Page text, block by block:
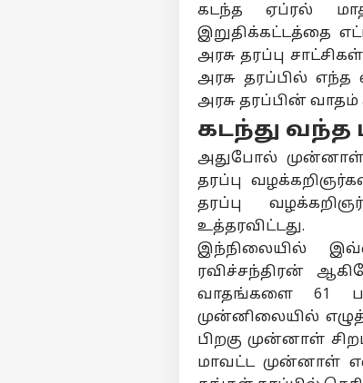
கடந்த ஏப்ரல்
இறுதிக்கட்டத்தை
அரசு தரப்பு
அரசு தரப்பில்
அரசு தரப்பின் வாதம்
கடந்து வந்த
அதுபோல் முன்னாள்
தரப்பு
தரப்பு
உத்தரவிட்டது.
இந்நிலையில்
ரவிச்சந்திரன்
வாதங்களை 61
முன்னிலையில்
பிறகு முன்னாள்
மாவட்ட முன்னாள்